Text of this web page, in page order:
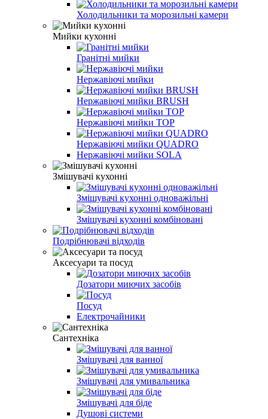
Холодильники та морозильні камери
Мийки кухонні
Гранітні мийки
Нержавіючі мийки
Нержавіючі мийки BRUSH
Нержавіючі мийки TOP
Нержавіючі мийки QUADRO
Нержавіючі мийки SOLA
Змішувачі кухонні
Змішувачі кухонні одноважільні
Змішувачі кухонні комбіновані
Подрібнювачі відходів
Аксесуари та посуд
Дозатори миючих засобів
Посуд
Електрочайники
Сантехніка
Змішувачі для ванної
Змішувачі для умивальника
Змішувачі для біде
Душові системи